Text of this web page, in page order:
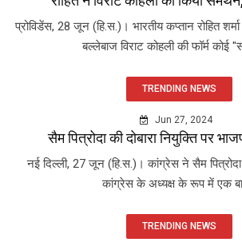
प्रोविडेंस, 28 जून (हि.स.)। भारतीय कप्तान रोहित
बल्लेबाज विराट कोहली की फॉर्म कोई
TRENDING NEWS
Jun 27, 2024
सैम पित्रोदा की दोबारा नियुक्ति पर
नई दिल्ली, 27 जून (हि.स.)। कांग्रेस ने सैम
कांग्रेस के अध्यक्ष के रूप में एक
TRENDING NEWS